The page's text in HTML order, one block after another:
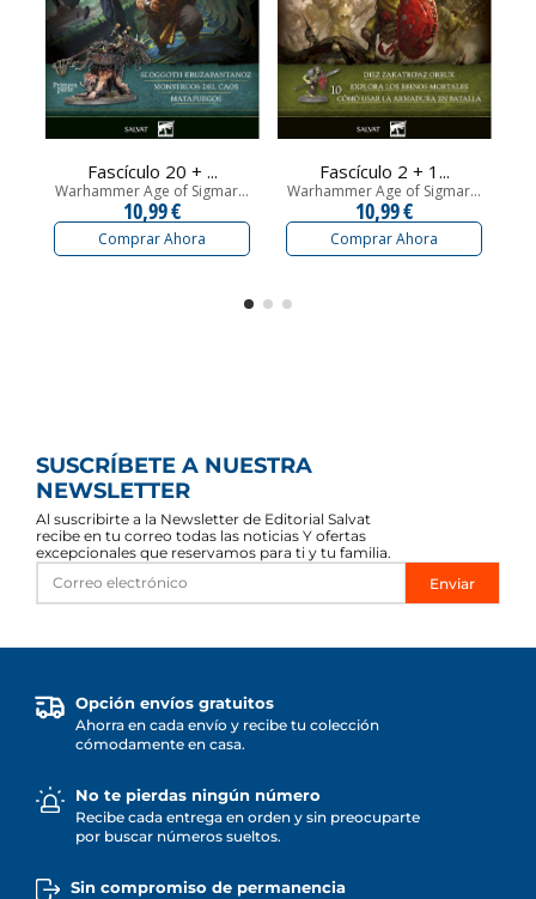
Fascículo 20 + ...
Warhammer Age of Sigmar...
10,99 €
Comprar Ahora
Fascículo 2 + 1...
Warhammer Age of Sigmar...
10,99 €
Comprar Ahora
SUSCRÍBETE A NUESTRA
NEWSLETTER
Al suscribirte a la Newsletter de Editorial Salvat
recibe en tu correo todas las noticias Y ofertas
excepcionales que reservamos para ti y tu familia.
Enviar
Opción envíos gratuitos
Ahorra en cada envío y recibe tu colección
cómodamente en casa.
No te pierdas ningún número
Recibe cada entrega en orden y sin preocuparte
por buscar números sueltos.
Sin compromiso de permanencia